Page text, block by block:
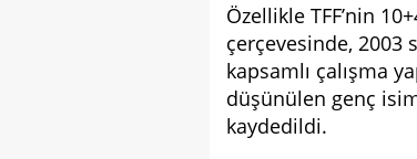
Özellikle TFF’nin
çerçevesinde, 2003
kapsamlı çalışma
düşünülen genç
kaydedildi.